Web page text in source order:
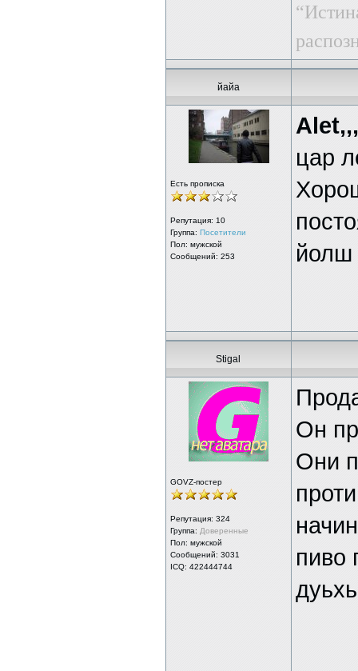
йайа
Есть прописка
Репутация: 10
Группа: Посетители
Пол: мужской
Сообщений: 253
Alet,,,
цар
йолш
Stigal
GOVZ-постер
Репутация: 324
Группа: Доверенные
Пол: мужской
Сообщений: 3031
ICQ: 422444744
Он
Они
пиво